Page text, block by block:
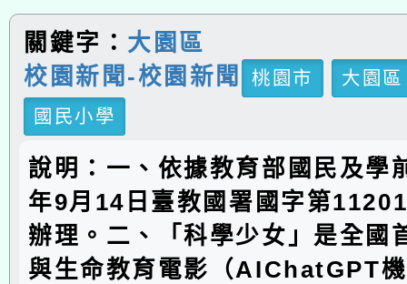
關鍵字： 大園區
校園新聞-校園新聞
桃園市
大園區
國民小學
說明：一、依據教育部國民及學
年9月14日臺教國署國字第
辦理。二、「科學少女」是全國
與生命教育電影（AIChatGPT